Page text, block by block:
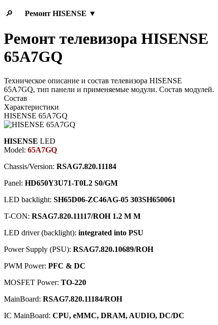
🔎 Ремонт HISENSE ▼
Ремонт телевизора HISENSE
65A7GQ
Техническое описание и состав телевизора HISENSE
65A7GQ, тип панели и применяемые модули. Состав модулей.
Состав
Характеристики
HISENSE 65A7GQ
HISENSE LED
Model: 65A7GQ
Chassis/Version: RSAG7.820.11184
Panel: HD650Y3U71-T0L2 S0/GM
LED backlight: SH65D06-ZC46AG-05 303SH650061
T-CON: RSAG7.820.11117/ROH 1.2 M M
LED driver (backlight): integrated into PSU
Power Supply (PSU): RSAG7.820.10689/ROH
PWM Power: PFC & DC
MOSFET Power: TO-220
MainBoard: RSAG7.820.11184/ROH
IC MainBoard: CPU, eMMC, DRAM, AUDIO, DC/DC